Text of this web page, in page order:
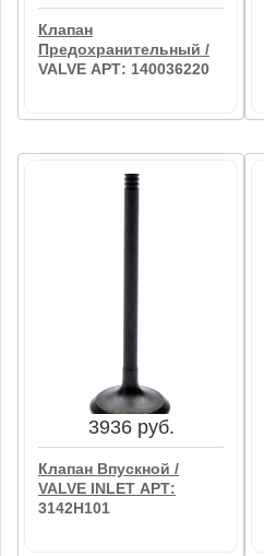
Клапан
Предохранительный /
VALVE АРТ: 140036220
VALVE АРТ: 140036220
В корзину
3936 руб.
Клапан Впускной /
VALVE INLET АРТ:
3142H101